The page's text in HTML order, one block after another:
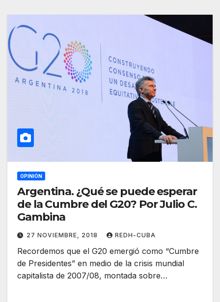
OPINIÓN
Argentina. ¿Qué se puede esperar
de la Cumbre del G20? Por Julio C.
Gambina
27 NOVIEMBRE, 2018 REDH-CUBA
Recordemos que el G20 emergió como “Cumbre
de Presidentes” en medio de la crisis mundial
capitalista de 2007/08, montada sobre…